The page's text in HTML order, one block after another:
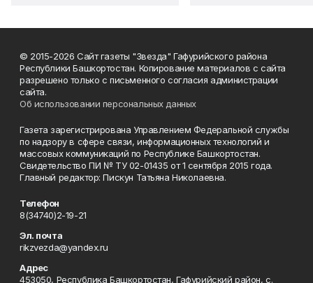
© 2015-2026 Сайт газеты "Звезда" Гафурийского района
Республики Башкортостан. Копирование материалов с сайта
разрешено только с письменного согласия администрации
сайта.
Об использовании персональных данных
Газета зарегистрирована Управлением Федеральной службы
по надзору в сфере связи, информационных технологий и
массовых коммуникаций по Республике Башкортостан.
Свидетельство ПИ № ТУ 02-01435 от 1 сентября 2015 года.
Главный редактор: Пискун Татьяна Николаевна.
Телефон
8(34740)2-19-21
Эл. почта
rikzvezda@yandex.ru
Адрес
453050, Республика Башкортостан, Гафурийский район, с.